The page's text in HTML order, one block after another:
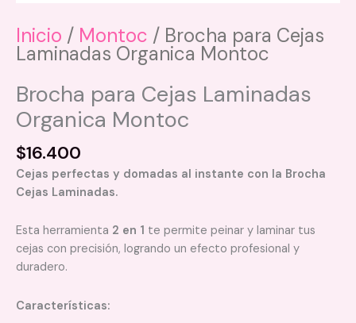
Inicio / Montoc / Brocha para Cejas
Laminadas Organica Montoc
Brocha para Cejas Laminadas
Organica Montoc
$16.400
Cejas perfectas y domadas al instante con la Brocha
Cejas Laminadas.
Esta herramienta 2 en 1 te permite peinar y laminar tus
cejas con precisión, logrando un efecto profesional y
duradero.
Características: